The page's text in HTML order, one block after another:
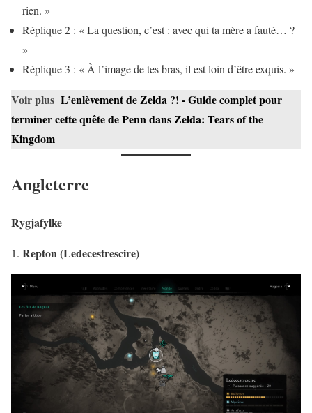
rien. »
Réplique 2 : « La question, c’est : avec qui ta mère a fauté… ?
»
Réplique 3 : « À l’image de tes bras, il est loin d’être exquis. »
Voir plus L’enlèvement de Zelda ?! - Guide complet pour
terminer cette quête de Penn dans Zelda: Tears of the
Kingdom
Angleterre
Rygjafylke
Repton (Ledecestrescire)